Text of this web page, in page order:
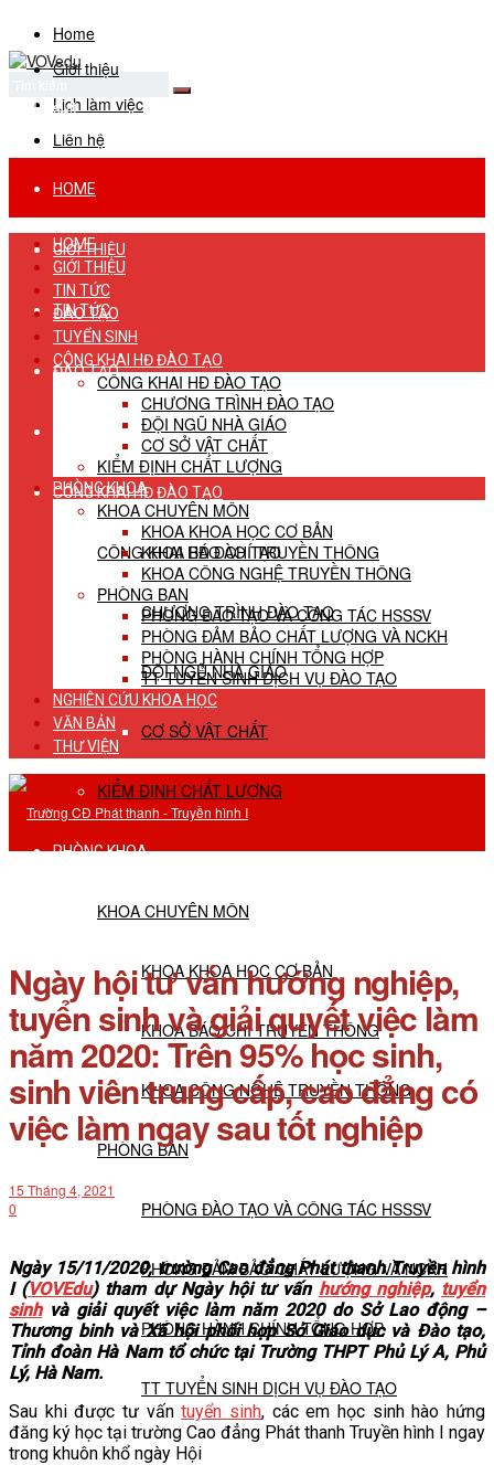
Home
Giới thiệu
Lịch làm việc
Liên hệ
No Result
View All Result
HOME
GIỚI THIỆU
TIN TỨC
ĐÀO TẠO
TUYỂN SINH
CÔNG KHAI HĐ ĐÀO TẠO
CÔNG KHAI HĐ ĐÀO TẠO
CHƯƠNG TRÌNH ĐÀO TẠO
ĐỘI NGŨ NHÀ GIÁO
CƠ SỞ VẬT CHẤT
KIỂM ĐỊNH CHẤT LƯỢNG
PHÒNG KHOA
KHOA CHUYÊN MÔN
KHOA KHOA HỌC CƠ BẢN
KHOA BÁO CHÍ TRUYỀN THÔNG
KHOA CÔNG NGHỆ TRUYỀN THÔNG
PHÒNG BAN
PHÒNG ĐÀO TẠO VÀ CÔNG TÁC HSSSV
PHÒNG ĐẢM BẢO CHẤT LƯỢNG VÀ NCKH
PHÒNG HÀNH CHÍNH TỔNG HỢP
TT TUYỂN SINH DỊCH VỤ ĐÀO TẠO
NGHIÊN CỨU KHOA HỌC
HOME
GIỚI THIỆU
TIN TỨC
ĐÀO TẠO
TUYỂN SINH
CÔNG KHAI HĐ ĐÀO TẠO
CÔNG KHAI HĐ ĐÀO TẠO
CHƯƠNG TRÌNH ĐÀO TẠO
ĐỘI NGŨ NHÀ GIÁO
CƠ SỞ VẬT CHẤT
KIỂM ĐỊNH CHẤT LƯỢNG
PHÒNG KHOA
KHOA CHUYÊN MÔN
KHOA KHOA HỌC CƠ BẢN
KHOA BÁO CHÍ TRUYỀN THÔNG
KHOA CÔNG NGHỆ TRUYỀN THÔNG
PHÒNG BAN
PHÒNG ĐÀO TẠO VÀ CÔNG TÁC HSSSV
PHÒNG ĐẢM BẢO CHẤT LƯỢNG VÀ NCKH
PHÒNG HÀNH CHÍNH TỔNG HỢP
TT TUYỂN SINH DỊCH VỤ ĐÀO TẠO
NGHIÊN CỨU KHOA HỌC
VĂN BẢN
THƯ VIỆN
Ngày hội tư vấn hướng nghiệp,
tuyển sinh và giải quyết việc làm
năm 2020: Trên 95% học sinh,
sinh viên trung cấp, cao đẳng có
việc làm ngay sau tốt nghiệp
15 Tháng 4, 2021
0
Ngày 15/11/2020, trường Cao đẳng Phát thanh Truyền hình
I (VOVEdu) tham dự Ngày hội tư vấn hướng nghiệp, tuyển
sinhvà giải quyết việc làm năm 2020 do Sở Lao động –
Thương binh và Xã hội phối hợp Sở Giáo dục và Đào tạo,
Tỉnh đoàn Hà Nam tổ chức tại Trường THPT Phủ Lý A, Phủ
Lý, Hà Nam.
Sau khi được tư vấntuyển sinh, các em học sinh hào hứng
đăng ký học tại trường Cao đẳng Phát thanh Truyền hình I ngay
trong khuôn khổ ngày Hội